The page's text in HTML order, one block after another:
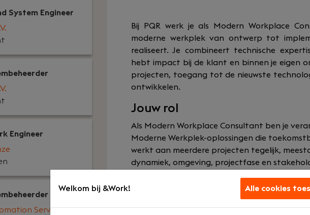
System Engineer
Engineer
Service
Bij PQR werk je als Modern Workplace
moderne werkplek van ontwerp tot
realiseert. Je combineert technische
hebt impact bij de klant en binnen je eigen
projecten, toegang tot de nieuwste
ontwikkelen.
Jouw rol
Als Modern Workplace Consultant ben je
Moderne Werkplek-oplossingen die
werkt aan meerdere projecten tegelijk,
dynamiek, omgeving, projectfase en
van het project, van het vertalen van
tot de technische uitwerking en de
Je zorgt ervoor dat technische oplossingen
Welkom bij &Work! Alle cookies